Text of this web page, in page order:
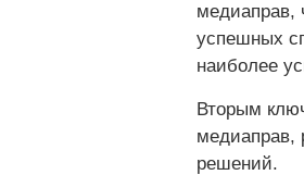
медиаправ,
успешных
наиболее
Вторым
медиаправ,
решений.